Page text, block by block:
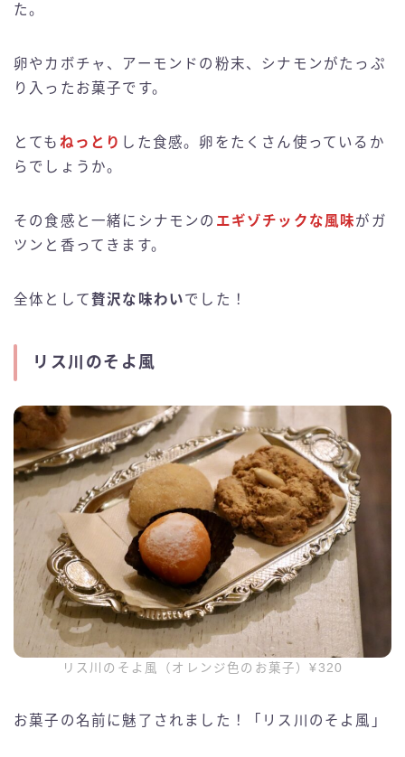
た。
卵やカボチャ、アーモンドの粉末、シナモンがたっぷ
り入ったお菓子です。
とても ねっとり した食感。卵をたくさん使っているか
らでしょうか。
その食感と一緒にシナモンの エギゾチックな風味がガ
ツンと香ってきます。
全体として贅沢な味わいでした！
リス川のそよ風
リス川のそよ風（オレンジ色のお菓子）¥320
お菓子の名前に魅了されました！「リス川のそよ風」